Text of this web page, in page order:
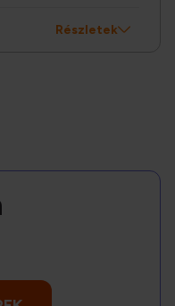
Részletek